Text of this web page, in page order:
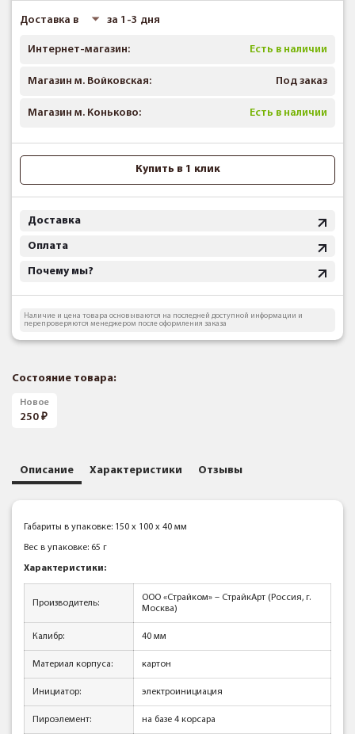
Доставка в за 1-3 дня
Интернет-магазин: Есть в наличии
Магазин м. Войковская: Под заказ
Магазин м. Коньково: Есть в наличии
Купить в 1 клик
Доставка
Оплата
Почему мы?
Наличие и цена товара основываются на последней доступной информации и
перепроверяются менеджером после оформления заказа
Состояние товара:
Новое
250
Описание Характеристики Отзывы
Габариты в упаковке: 150 x 100 x 40 мм
Вес в упаковке: 65 г
Характеристики:
Производитель:
ООО «Страйком» – СтрайкАрт (Россия, г.
Москва)
Калибр: 40 мм
Материал корпуса: картон
Инициатор: электроинициация
Пироэлемент: на базе 4 корсара